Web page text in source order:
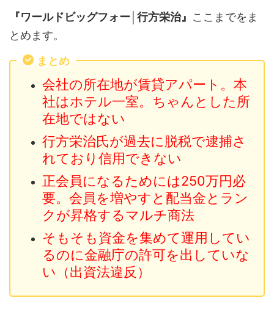
『ワールドビッグフォー│行方栄治』 ここまでをま
とめます。
まとめ
会社の所在地が賃貸アパート。本
社はホテル一室。ちゃんとした所
在地ではない
行方栄治氏が過去に脱税で逮捕さ
れており信用できない
正会員になるためには250万円必
要。会員を増やすと配当金とラン
クが昇格するマルチ商法
そもそも資金を集めて運用してい
るのに金融庁の許可を出していな
い（出資法違反）